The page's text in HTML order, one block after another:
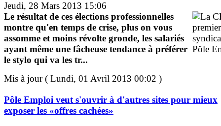
Jeudi, 28 Mars 2013 15:06
Le résultat de ces élections professionnelles
montre qu'en temps de crise, plus on vous
assomme et moins révolte gronde, les salariés
ayant même une fâcheuse tendance à préférer
le stylo qui va les tr...
Mis à jour ( Lundi, 01 Avril 2013 00:02 )
Pôle Emploi veut s'ouvrir à d'autres sites pour mieux
exposer les «offres cachées»